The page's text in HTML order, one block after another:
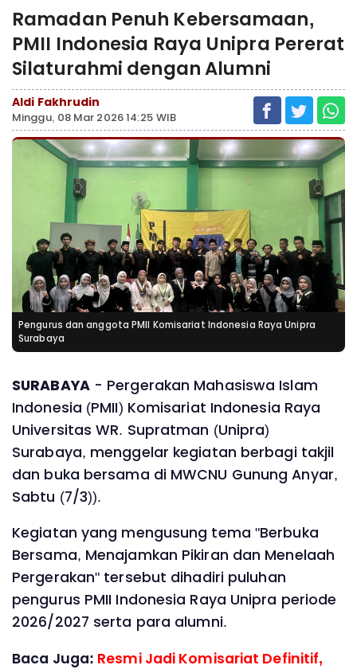
Ramadan Penuh Kebersamaan,
PMII Indonesia Raya Unipra Pererat
Silaturahmi dengan Alumni ‎
Aldi Fakhrudin
Minggu, 08 Mar 2026 14:25 WIB
Pengurus dan anggota PMII Komisariat Indonesia Raya Unipra
Surabaya
‎SURABAYA- Pergerakan Mahasiswa Islam
Indonesia (PMII) Komisariat Indonesia Raya
Universitas WR. Supratman (Unipra)
Surabaya, menggelar kegiatan berbagi takjil
dan buka bersama di MWCNU Gunung Anyar,
Sabtu (7/3)).
‎Kegiatan yang mengusung tema "Berbuka
Bersama, Menajamkan Pikiran dan Menelaah
Pergerakan" tersebut dihadiri puluhan
pengurus PMII Indonesia Raya Unipra periode
2026/2027 serta para alumni.
Baca Juga: ‎Resmi Jadi Komisariat Definitif,